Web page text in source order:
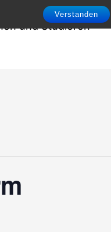
Verstanden
und Studieren